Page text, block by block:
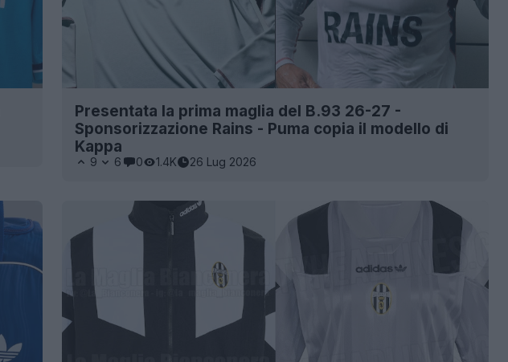
Presentata la prima maglia del B.93 26-27 -
Sponsorizzazione Rains - Puma copia il modello di
Kappa
9 6 0 1.4K 26 Lug 2026